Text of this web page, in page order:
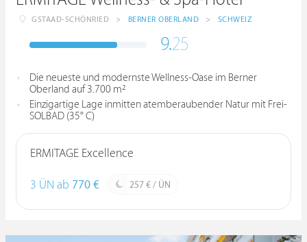
GSTAAD-SCHÖNRIED > BERNER OBERLAND > SCHWEIZ
9.25
Die neueste und modernste Wellness-Oase im Berner
Oberland auf 3.700 m²
Einzigartige Lage inmitten atemberaubender Natur mit Frei-
SOLBAD (35° C)
ERMITAGE Excellence
3 ÜN ab 770 € 257 € / ÜN